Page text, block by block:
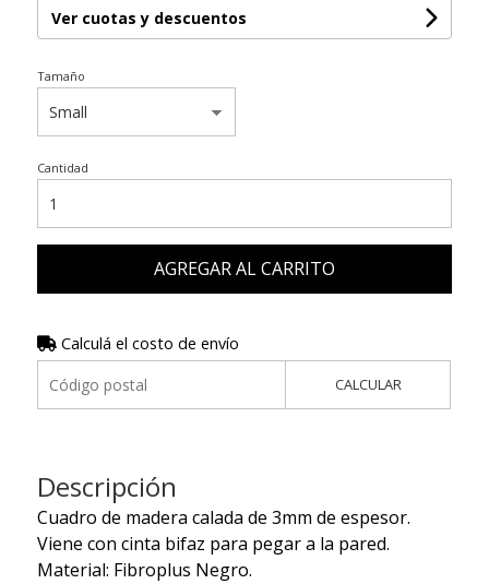
Ver cuotas y descuentos
Tamaño
Cantidad
AGREGAR AL CARRITO
Calculá el costo de envío
CALCULAR
Descripción
Cuadro de madera calada de 3mm de espesor.
Viene con cinta bifaz para pegar a la pared.
Material: Fibroplus Negro.